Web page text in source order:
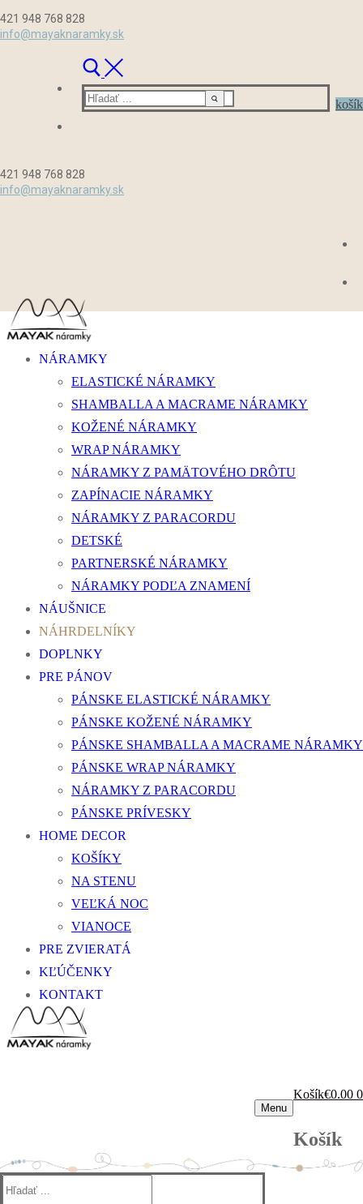
na
421 948 768 828
info@mayaknaramky.sk
Hľadať:
košík
421 948 768 828
info@mayaknaramky.sk
NÁRAMKY
ELASTICKÉ NÁRAMKY
SHAMBALLA A MACRAME NÁRAMKY
KOŽENÉ NÁRAMKY
WRAP NÁRAMKY
NÁRAMKY Z PAMÄTOVÉHO DRÔTU
ZAPÍNACIE NÁRAMKY
NÁRAMKY Z PARACORDU
DETSKÉ
PARTNERSKÉ NÁRAMKY
NÁRAMKY PODĽA ZNAMENÍ
NÁUŠNICE
NÁHRDELNÍKY
DOPLNKY
PRE PÁNOV
PÁNSKE ELASTICKÉ NÁRAMKY
PÁNSKE KOŽENÉ NÁRAMKY
PÁNSKE SHAMBALLA A MACRAME NÁRAMKY
PÁNSKE WRAP NÁRAMKY
NÁRAMKY Z PARACORDU
PÁNSKE PRÍVESKY
HOME DECOR
KOŠÍKY
NA STENU
VEĽKÁ NOC
VIANOCE
PRE ZVIERATÁ
KĽÚČENKY
KONTAKT
Menu
Košík€0.00 0
Košík
Hľadať: